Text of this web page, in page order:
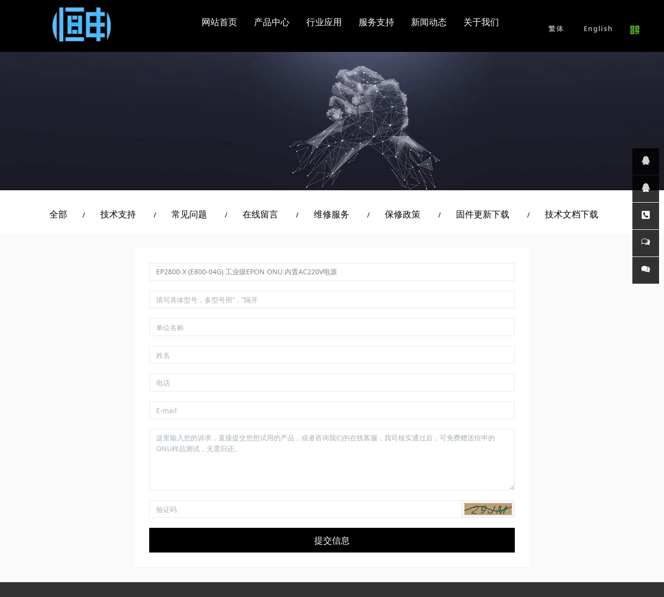
网站首页 产品中心
OLT光线路终
GPON OLT
ONU/ONT/MD
U
EPON ONU
PoE ONU MDU
XGSPON ONU
工业级ONU
ONT
工业EPON
ONU
双PON口ONU
IoT物联网ONU
交换机
ODN分光器
行业应用
智慧城市 电信运营商 配网自动化
平安城市
政府企业
工业领域
服务支持
技术支持 常见问题 在线留言
维修服务
保修政策
固件更新下载 技术文档下载 免费试用产品
新闻动态
公司新闻 行业资讯
关于我们
企业简介 实验设备 资质认证
招贤纳士
会员中心
代理合作 在线反馈 联系我们 繁体 English
全部 / 技术支持 / 常见问题 / 在线留言 / 维修服务 / 保修政策 / 固件更新下载 / 技术文档下载 免费
提交信息
在线咨
询
技术支
持
联系电
话
微信客